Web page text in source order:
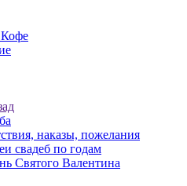
наказы, пожелания
свадеб по годам
Святого Валентина